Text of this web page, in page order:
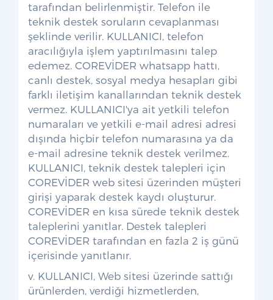
tarafından belirlenmiştir. Telefon ile
teknik destek soruların cevaplanması
şeklinde verilir. KULLANICI, telefon
aracılığıyla işlem yaptırılmasını talep
edemez. COREVİDER whatsapp hattı,
canlı destek, sosyal medya hesapları gibi
farklı iletişim kanallarından teknik destek
vermez. KULLANICI'ya ait yetkili telefon
numaraları ve yetkili e-mail adresi adresi
dışında hiçbir telefon numarasına ya da
e-mail adresine teknik destek verilmez.
KULLANICI, teknik destek talepleri için
COREVİDER web sitesi üzerinden müşteri
girişi yaparak destek kaydı oluşturur.
COREVİDER en kısa sürede teknik destek
taleplerini yanıtlar. Destek talepleri
COREVİDER tarafından en fazla 2 iş günü
içerisinde yanıtlanır.
v. KULLANICI, Web sitesi üzerinde sattığı
ürünlerden, verdiği hizmetlerden,